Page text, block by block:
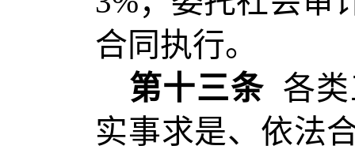
合同执行。
第十三条 各
实事求是、依法